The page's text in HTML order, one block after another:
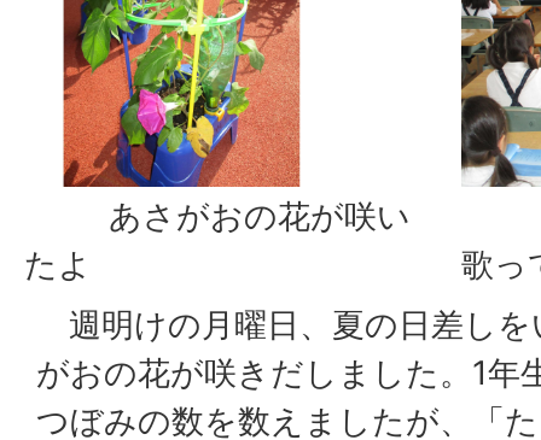
あさがおの花が咲い
たよ
歌っ
週明けの月曜日、夏の日差し
がおの花が咲きだしました。1年
つぼみの数を数えましたが、「